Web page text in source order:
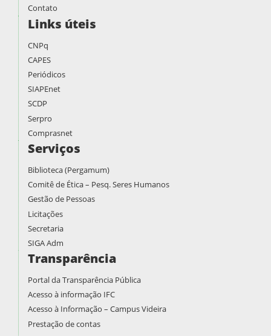
Contato
Links úteis
CNPq
CAPES
Periódicos
SIAPEnet
SCDP
Serpro
Comprasnet
Serviços
Biblioteca (Pergamum)
Comitê de Ética – Pesq. Seres Humanos
Gestão de Pessoas
Licitações
Secretaria
SIGA Adm
Transparência
Portal da Transparência Pública
Acesso à informação IFC
Acesso à Informação – Campus Videira
Prestação de contas